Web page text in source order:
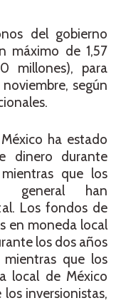
del gobierno
máximo de 1,57
millones), para
según
ha estado
dinero durante
que los
general han
Los fondos de
en moneda local
los dos años
mientras que los
local de México
inversionistas,